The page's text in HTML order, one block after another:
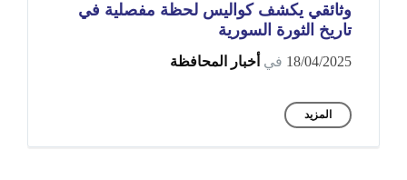
وثائقي يكشف كواليس لحظة مفصلية في
تاريخ الثورة السورية
18/04/2025 في أخبار المحافظة
المزيد